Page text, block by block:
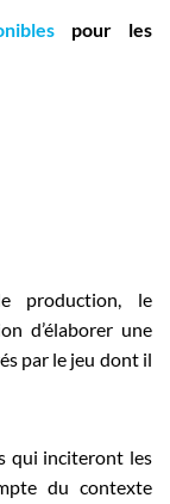
pour les
production, le
d’élaborer une
par le jeu dont il
qui inciteront les
du contexte